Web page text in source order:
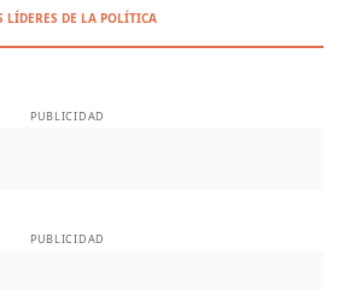
LÍDERES DE LA POLÍTICA
PUBLICIDAD
PUBLICIDAD